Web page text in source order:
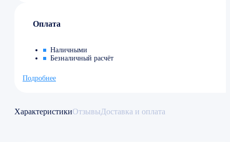
Оплата
Наличными
Безналичный расчёт
Подробнее
ХарактеристикиОтзывыДоставка и оплата